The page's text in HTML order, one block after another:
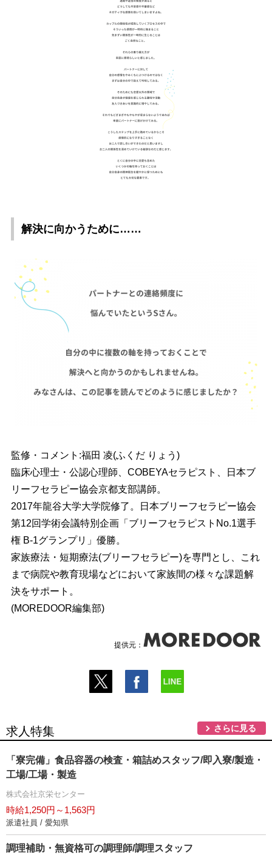
解決に向かうために……
監修・コメント:福田 凌(ふくだ りょう)
臨床心理士・公認心理師、COBEYAセラピスト、日本ブ
リーフセラピー協会京都支部講師。
2017年龍谷大学大学院修了。日本ブリーフセラピー協会
第12回学術会議特別企画「ブリーフセラピストNo.1選手
権 B-1グランプリ」優勝。
家族療法・短期療法(ブリーフセラピー)を専門とし、これ
まで病院や教育現場などにおいて家族間の様々な課題解
決をサポート。
(MOREDOOR編集部)
提供元：
求人特集 さらに見る
「寮完備」食品容器の検査・箱詰めスタッフ/即入寮/製造・
工場/工場・製造
株式会社京栄センター
時給1,250円～1,563円
派遣社員 / 愛知県
調理補助・無資格可の調理師/調理スタッフ